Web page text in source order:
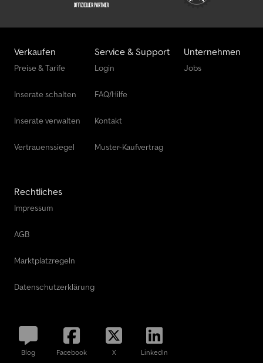
Verkaufen
Preise & Tarife
Inserate schalten
Inserate verwalten
Vertrauenssiegel
Service & Support
Login
FAQ/Hilfe
Kontakt
Muster-Kaufvertrag
Unternehmen
Jobs
Rechtliches
Impressum
AGB
Marktplatzregeln
Datenschutzerklärung
Blog Facebook X LinkedIn